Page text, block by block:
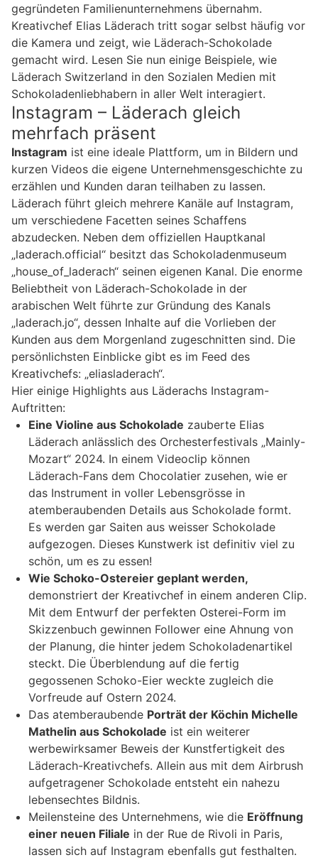
gegründeten Familienunternehmens übernahm.
Kreativchef Elias Läderach tritt sogar selbst häufig vor
die Kamera und zeigt, wie Läderach-Schokolade
gemacht wird. Lesen Sie nun einige Beispiele, wie
Läderach Switzerland in den Sozialen Medien mit
Schokoladenliebhabern in aller Welt interagiert.
Instagram – Läderach gleich
mehrfach präsent
Instagram ist eine ideale Plattform, um in Bildern und
kurzen Videos die eigene Unternehmensgeschichte zu
erzählen und Kunden daran teilhaben zu lassen.
Läderach führt gleich mehrere Kanäle auf Instagram,
um verschiedene Facetten seines Schaffens
abzudecken. Neben dem offiziellen Hauptkanal
„laderach.official“ besitzt das Schokoladenmuseum
„house_of_laderach“ seinen eigenen Kanal. Die enorme
Beliebtheit von Läderach-Schokolade in der
arabischen Welt führte zur Gründung des Kanals
„laderach.jo“, dessen Inhalte auf die Vorlieben der
Kunden aus dem Morgenland zugeschnitten sind. Die
persönlichsten Einblicke gibt es im Feed des
Kreativchefs: „eliasladerach“.
Hier einige Highlights aus Läderachs Instagram-
Auftritten:
Eine Violine aus Schokolade zauberte Elias
Läderach anlässlich des Orchesterfestivals „Mainly-
Mozart“ 2024. In einem Videoclip können
Läderach-Fans dem Chocolatier zusehen, wie er
das Instrument in voller Lebensgrösse in
atemberaubenden Details aus Schokolade formt.
Es werden gar Saiten aus weisser Schokolade
aufgezogen. Dieses Kunstwerk ist definitiv viel zu
schön, um es zu essen!
Wie Schoko-Ostereier geplant werden,
demonstriert der Kreativchef in einem anderen Clip.
Mit dem Entwurf der perfekten Osterei-Form im
Skizzenbuch gewinnen Follower eine Ahnung von
der Planung, die hinter jedem Schokoladenartikel
steckt. Die Überblendung auf die fertig
gegossenen Schoko-Eier weckte zugleich die
Vorfreude auf Ostern 2024.
Das atemberaubende Porträt der Köchin Michelle
Mathelin aus Schokolade ist ein weiterer
werbewirksamer Beweis der Kunstfertigkeit des
Läderach-Kreativchefs. Allein aus mit dem Airbrush
aufgetragener Schokolade entsteht ein nahezu
lebensechtes Bildnis.
Meilensteine des Unternehmens, wie die Eröffnung
einer neuen Filiale in der Rue de Rivoli in Paris,
lassen sich auf Instagram ebenfalls gut festhalten.